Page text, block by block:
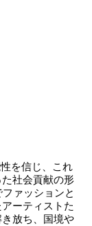
を信じ、これ
社会貢献の形
ァッションと
ーティストた
放ち、国境や